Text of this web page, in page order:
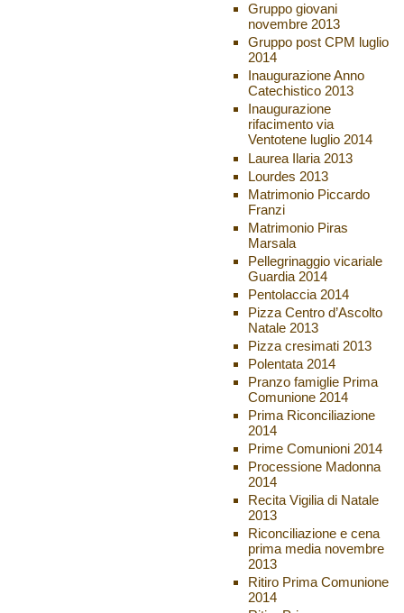
Gruppo giovani
novembre 2013
Gruppo post CPM luglio
2014
Inaugurazione Anno
Catechistico 2013
Inaugurazione
rifacimento via
Ventotene luglio 2014
Laurea Ilaria 2013
Lourdes 2013
Matrimonio Piccardo
Franzi
Matrimonio Piras
Marsala
Pellegrinaggio vicariale
Guardia 2014
Pentolaccia 2014
Pizza Centro d’Ascolto
Natale 2013
Pizza cresimati 2013
Polentata 2014
Pranzo famiglie Prima
Comunione 2014
Prima Riconciliazione
2014
Prime Comunioni 2014
Processione Madonna
2014
Recita Vigilia di Natale
2013
Riconciliazione e cena
prima media novembre
2013
Ritiro Prima Comunione
2014